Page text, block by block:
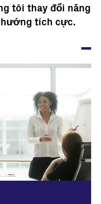
tôi thay đổi năng
tích cực.